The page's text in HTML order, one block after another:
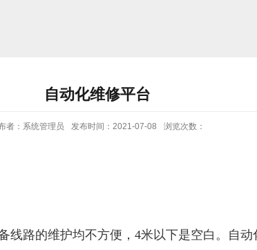
自动化维修平台
者：系统管理员 发布时间：2021-07-08 浏览次数：
线路的维护均不方便， 4米以下是空白。自